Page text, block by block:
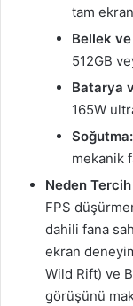
tam
Bellek
512GB
Batarya
165W
Soğutma:
mekanik
Neden
FPS
dahili fana
ekran
Wild Rift) ve
görüşünü